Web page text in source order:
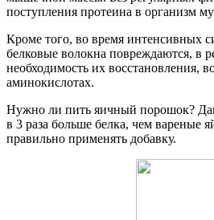
поступления протеина в организм
Кроме того, во время интенсивных
белковые волокна повреждаются, в
необходимость их восстановления,
аминокислотах.
Нужно ли пить яичный порошок?
в 3 раза больше белка, чем вареные
правильно применять добавку.